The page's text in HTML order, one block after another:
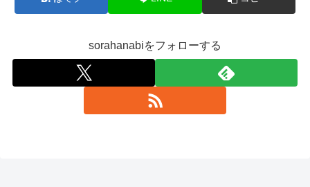
sorahanabiをフォローする